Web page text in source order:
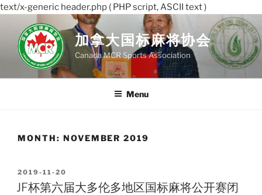
text/x-generic header.php ( PHP script, ASCII text )
content
加拿大国标麻将协会
Canada MCR Sports Association
Menu
MONTH: NOVEMBER 2019
POSTED
ON
2019-11-20
JF杯第六届大多伦多地区国标麻将公开赛闭